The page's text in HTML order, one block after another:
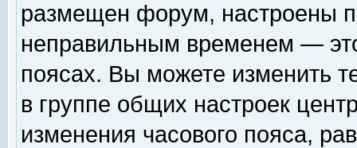
размещен форум, настроены
неправильным временем —
поясах. Вы можете изменить
в группе общих настроек
изменения часового пояса,